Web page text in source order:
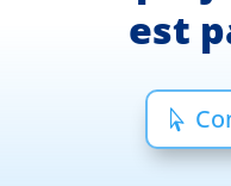
est